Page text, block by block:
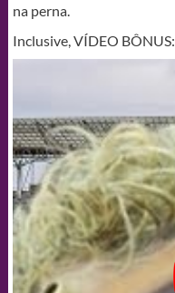
na perna.
Inclusive, VÍDEO BÔNUS: